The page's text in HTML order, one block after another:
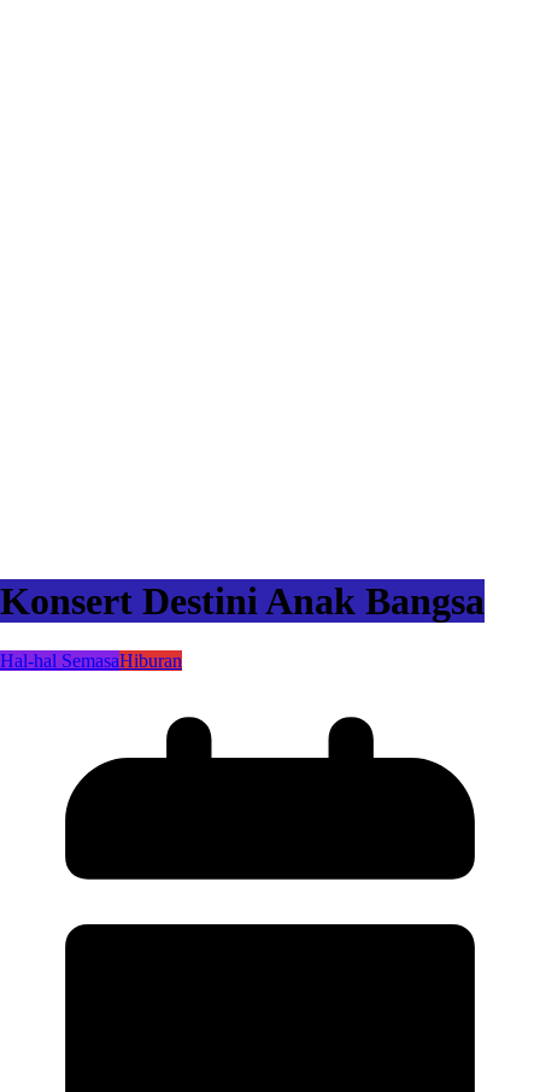
Konsert Destini Anak Bangsa
Hal-hal SemasaHiburan